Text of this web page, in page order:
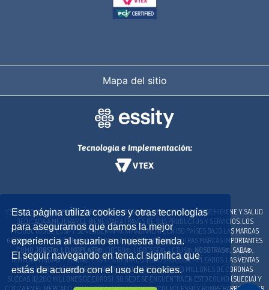
Esta página utiliza cookies y otras tecnologías
para asegurarnos que damos la mejor
experiencia al usuario en nuestra tienda.
El seguir navegando en tena.cl significa que
estás de acuerdo con el uso de cookies.
Mapa del sitio
Tecnología e Implementación:
ESSITY ES UNA COMPAÑÍA LÍDER EN EL MERCADO GLOBAL DEL SECTOR DE HIGIENE Y SALUD
DEDICADA A MEJORAR EL BIENESTAR A TRAVÉS DE SUS PRODUCTOS Y SERVICIOS. LOS
PRODUCTOS DE ESSITY SE VENDEN APROXIMADAMENTE EN 150 PAÍSES BAJO LAS MARCAS
GLOBALES TENA® Y TORK®, LA MARCA LOCAL COLHOGAR® Y OTRAS MARCAS IMPORTANTES
COMO JOBST® LEUKOPLAST® , LIBERO®, LIBRESSE®, LOTUS®, NOSOTRAS®, SABA®,
TEMPO®, VINDA® Y ZEWA®. ESSITY CUENTA CON UNOS 46 000 EMPLEADOS. LAS VENTAS
NETAS DE 2019 ASCENDIERON APROXIMADAMENTE A 129 000 MILLONES DE CORONAS
SUECAS (12 200 MILLONES DE EUROS). SU SEDE SE ENCUENTRA EN ESTOCOLMO (SUECIA) Y